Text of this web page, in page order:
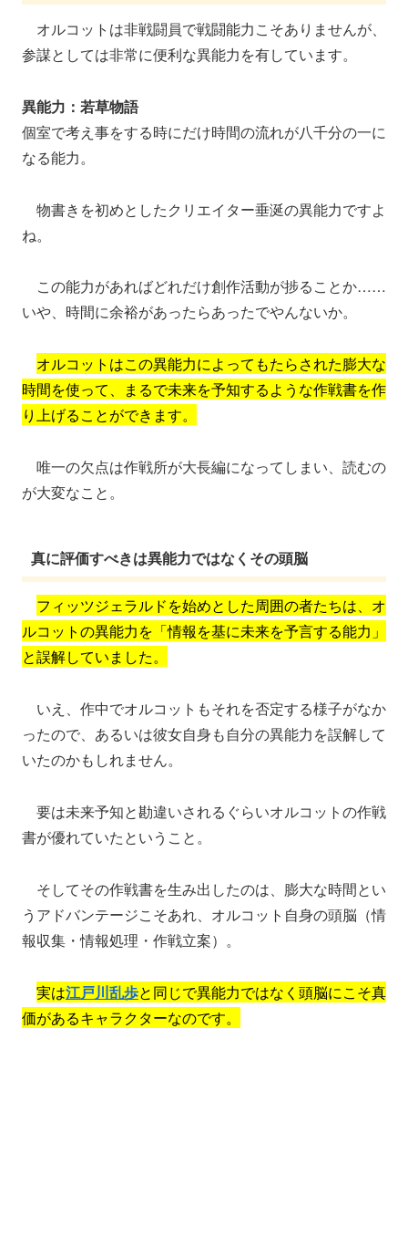
オルコットは非戦闘員で戦闘能力こそありませんが、
参謀としては非常に便利な異能力を有しています。
異能力：若草物語
個室で考え事をする時にだけ時間の流れが八千分の一に
なる能力。
物書きを初めとしたクリエイター垂涎の異能力ですよ
ね。
この能力があればどれだけ創作活動が捗ることか……
いや、時間に余裕があったらあったでやんないか。
オルコットはこの異能力によってもたらされた膨大な
時間を使って、まるで未来を予知するような作戦書を作
り上げることができます。
唯一の欠点は作戦所が大長編になってしまい、読むの
が大変なこと。
真に評価すべきは異能力ではなくその頭脳
フィッツジェラルドを始めとした周囲の者たちは、オ
ルコットの異能力を「情報を基に未来を予言する能力」
と誤解していました。
いえ、作中でオルコットもそれを否定する様子がなか
ったので、あるいは彼女自身も自分の異能力を誤解して
いたのかもしれません。
要は未来予知と勘違いされるぐらいオルコットの作戦
書が優れていたということ。
そしてその作戦書を生み出したのは、膨大な時間とい
うアドバンテージこそあれ、オルコット自身の頭脳（情
報収集・情報処理・作戦立案）。
実は江戸川乱歩と同じで異能力ではなく頭脳にこそ真
価があるキャラクターなのです。